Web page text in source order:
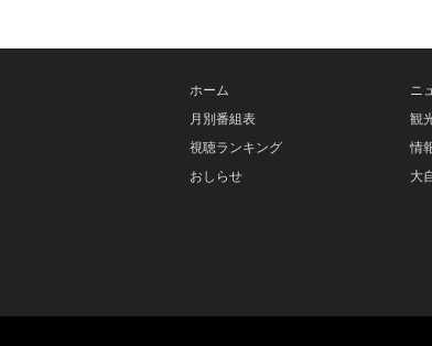
ホーム
月別番組表
視聴ランキング
おしらせ
ニ
観
情
大